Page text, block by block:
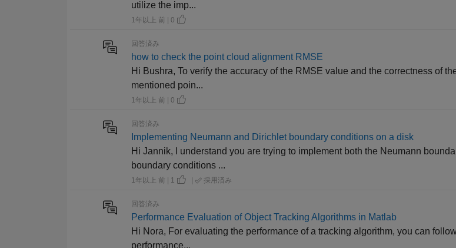
utilize the imp...
1年以上 前 | 0
回答済み
how to check the point cloud alignment RMSE
Hi Bushra, To verify the accuracy of the RMSE value and the correctness of
mentioned poin...
1年以上 前 | 0
回答済み
Implementing Neumann and Dirichlet boundary conditions on a disk
Hi Jannik, I understand you are trying to implement both the Neumann
boundary conditions ...
1年以上 前 | 1 | 採用済み
回答済み
Performance Evaluation of Object Tracking Algorithms in Matlab
Hi Nora, For evaluating the performance of a tracking algorithm, you can
performance...